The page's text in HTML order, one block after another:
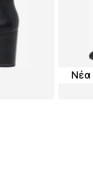
Νέα